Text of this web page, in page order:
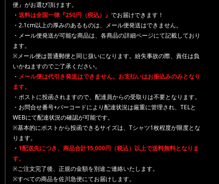
便』がお選び頂けます。
・ 送料は全国一律『250円（税込）』 でお届けできます！
・2.1cm以上の厚みのあるものは、メール便発送はできません。
・メール便発送が可能な商品は、各商品の詳細ページにて記載しており
ます。
※メール便は普通郵便と同じ扱いになります。紛失事故の際、責任は負
いかねますのでご了承ください。
・ メール便は代引き発送はできません。お支払いはお振込みのみとなり
ます。
・ポストに投函されますので、配達員からの受取りは不要となります。
・お問合せ番号+バーコードにより配達状況は厳重に管理され、TELと
WEBにて配達状況の確認が可能です。
※基本的にポストから投函できるサイズは、Tシャツ1枚程度が限度とな
ります。
・ 1配送先につき、商品合計15,000円（税込）以上で送料無料となりま
す。
※ご注文完了後、正規の金額を別途ご連絡いたします。
※すべての商品を佐川急便にてお届けします。